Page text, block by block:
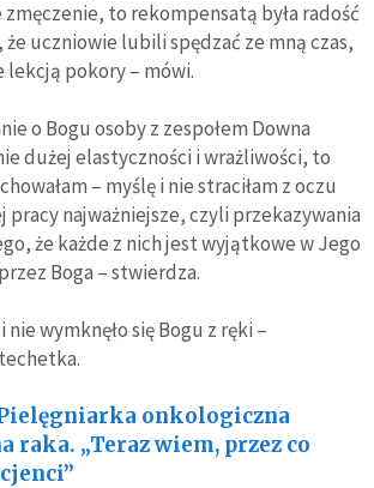
to rekompensatą była radość
że uczniowie lubili spędzać ze mną czas,
lekcją pokory – mówi.
o Bogu osoby z zespołem Downa
dużej elastyczności i wrażliwości, to
– myślę i nie straciłam z oczu
pracy najważniejsze, czyli przekazywania
że każde z nich jest wyjątkowe w Jego
Boga – stwierdza.
wymknęło się Bogu z ręki –
onkologiczna
raka. „Teraz wiem, przez co